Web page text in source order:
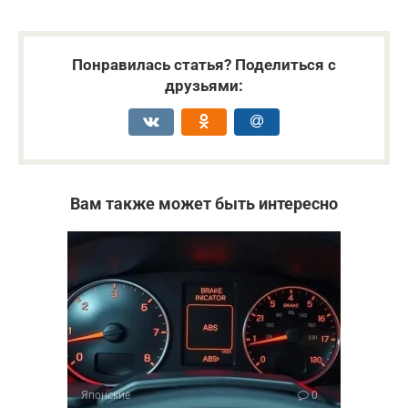
Понравилась статья? Поделиться с
друзьями:
Вам также может быть интересно
Японские 0